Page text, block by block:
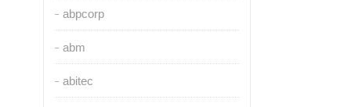
abpcorp
abm
abitec